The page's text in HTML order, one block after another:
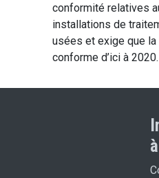
conformité relatives
installations de
usées et exige que la
conforme d’ici à 2020.